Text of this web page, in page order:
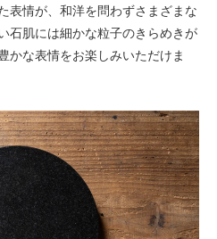
表情が、和洋を問わずさまざまな
石肌には細かな粒子のきらめきが
かな表情をお楽しみいただけま